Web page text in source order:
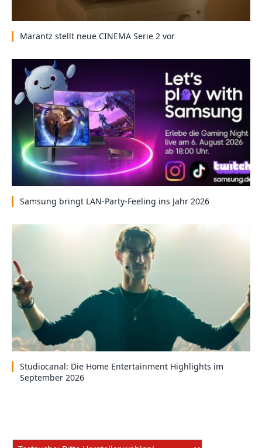
Marantz stellt neue CINEMA Serie 2 vor
Samsung bringt LAN-Party-Feeling ins Jahr 2026
Studiocanal: Die Home Entertainment Highlights im
September 2026